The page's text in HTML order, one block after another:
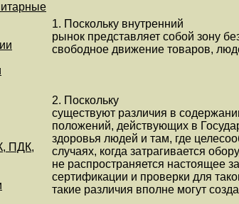
ПДК,
1. Поскольку внутренний
рынок представляет собой зону
свободное движение товаров,
2. Поскольку
существуют различия в
положений, действующих в
здоровья людей и там, где
случаях, когда затрагивается
не распространяется настоящее
сертификации и проверки для
такие различия вполне могут